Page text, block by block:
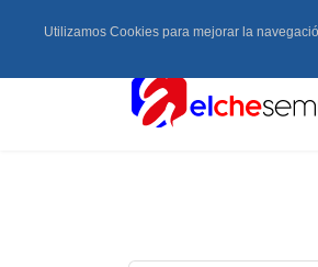
Utilizamos Cookies para mejorar la